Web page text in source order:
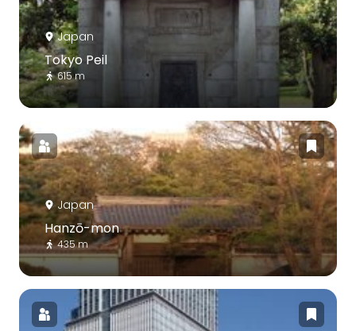
Japan
Tokyo Peil
615 m
Japan
Hanzō-mon
435 m